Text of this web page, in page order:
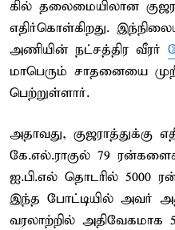
கில் தலைமையிலான
எதிர்கொள்கிறது.
அணியின் நட்சத்திர வீரர்
மாபெரும் சாதனையை
பெற்றுள்ளார்.
அதாவது, குஜராத்துக்கு
கே.எல்.ராகுல் 79
ஐ.பி.எல் தொடரில் 5000
இந்த போட்டியில் அவர்
வரலாற்றில்